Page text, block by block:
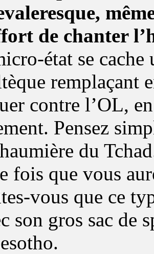
de chanter
état se
remplaçant
contre l’OL,
Pensez
du
fois que vous
vous que ce
son gros sac de